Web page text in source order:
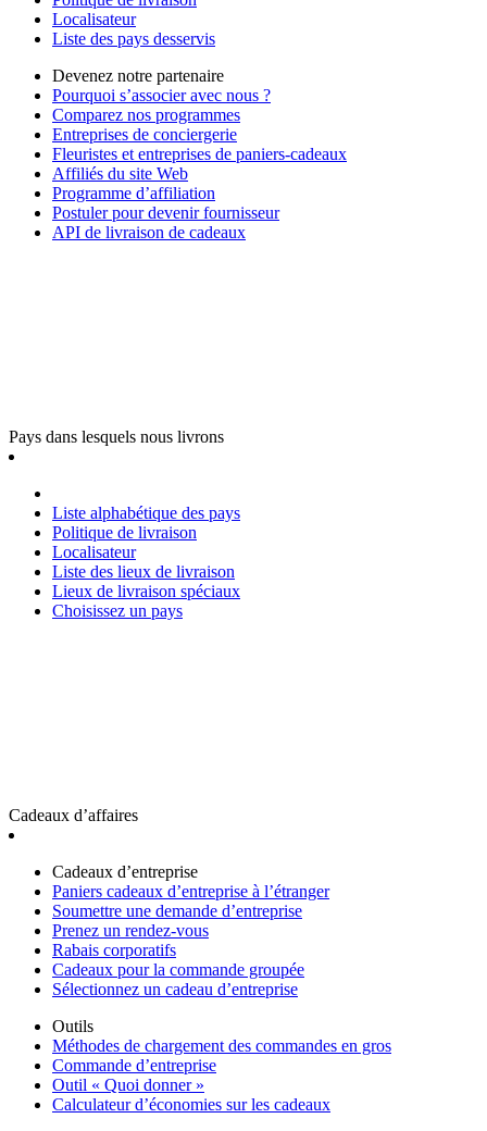
Localisateur
Liste des pays desservis
Devenez notre partenaire
Pourquoi s’associer avec nous ?
Comparez nos programmes
Entreprises de conciergerie
Fleuristes et entreprises de paniers-cadeaux
Affiliés du site Web
Programme d’affiliation
Postuler pour devenir fournisseur
API de livraison de cadeaux
Pays dans lesquels nous livrons
Liste alphabétique des pays
Politique de livraison
Localisateur
Liste des lieux de livraison
Lieux de livraison spéciaux
Choisissez un pays
Cadeaux d’affaires
Cadeaux d’entreprise
Paniers cadeaux d’entreprise à l’étranger
Soumettre une demande d’entreprise
Prenez un rendez-vous
Rabais corporatifs
Cadeaux pour la commande groupée
Sélectionnez un cadeau d’entreprise
Outils
Méthodes de chargement des commandes en gros
Commande d’entreprise
Outil « Quoi donner »
Calculateur d’économies sur les cadeaux